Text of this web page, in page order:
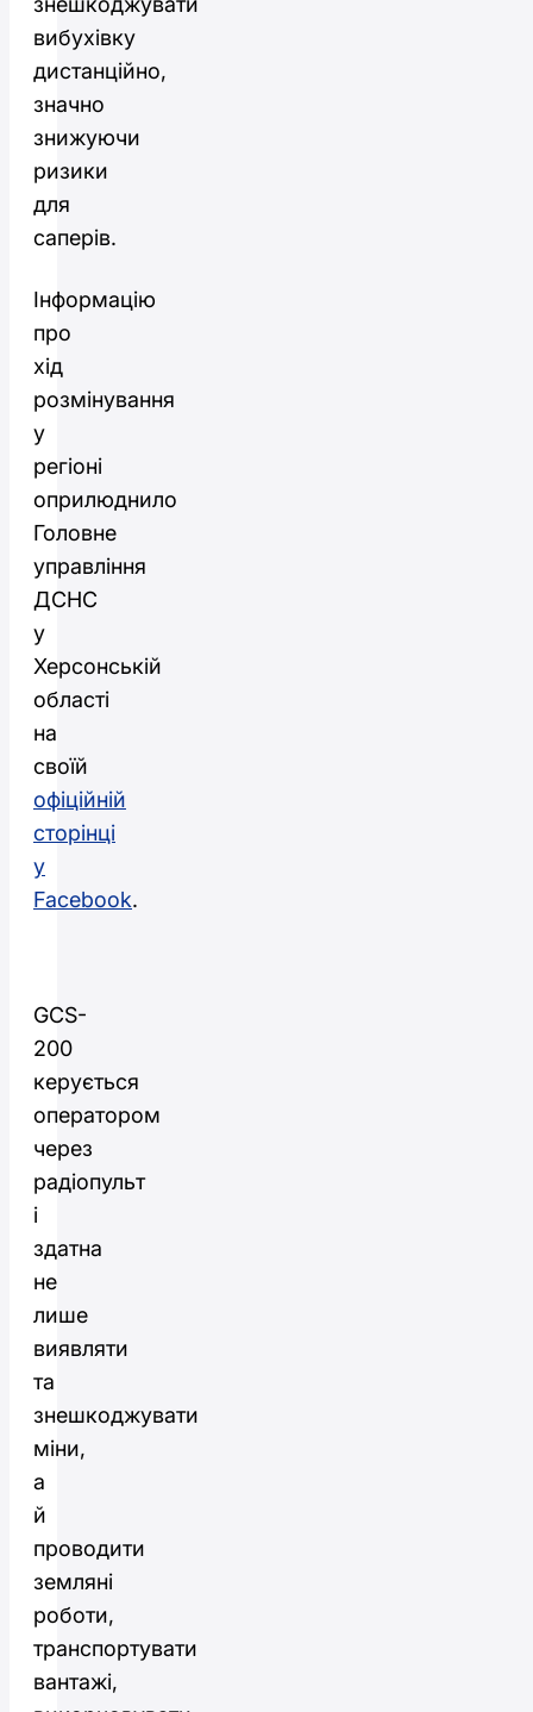
вибухівку
дистанційно,
значно
знижуючи
ризики
для
саперів.
Інформацію
про
хід
розмінування
у
регіоні
оприлюднило
Головне
управління
ДСНС
у
Херсонській
області
на
своїй
офіційній
сторінці
у
Facebook.
GCS-
200
керується
оператором
через
радіопульт
і
здатна
не
лише
виявляти
та
знешкоджувати
міни,
а
й
проводити
земляні
роботи,
транспортувати
вантажі,